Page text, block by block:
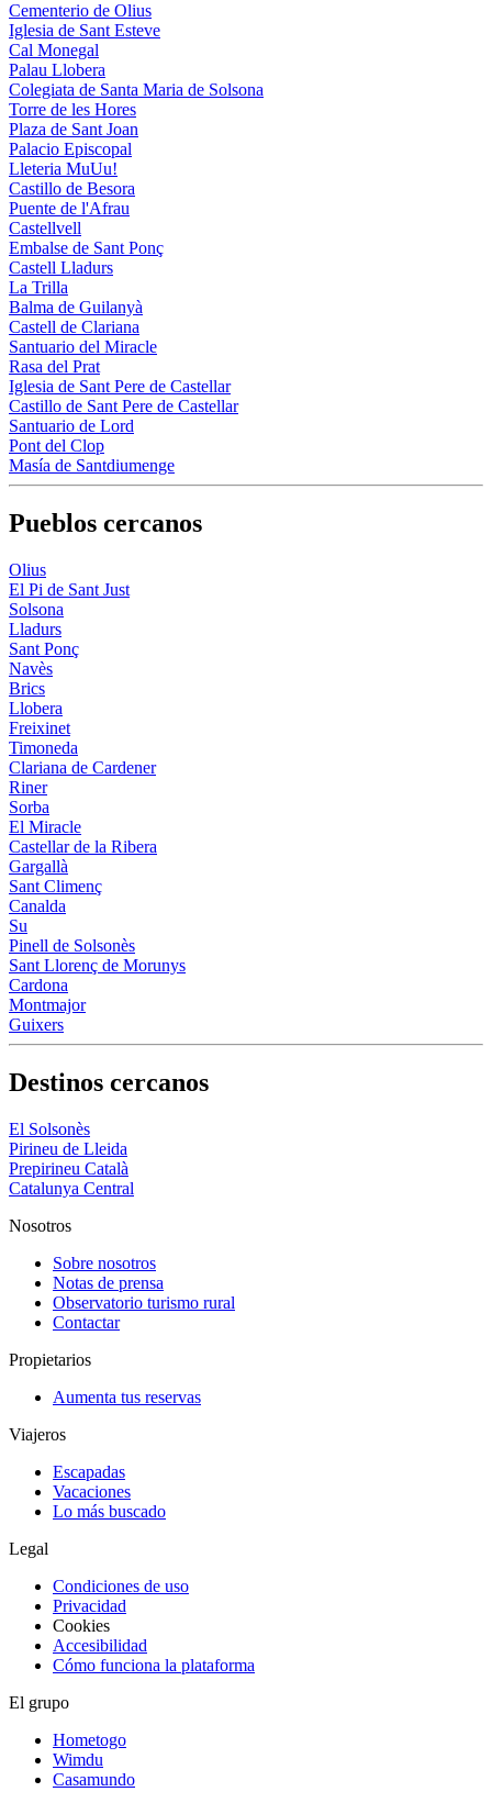
Cementerio de Olius
Iglesia de Sant Esteve
Cal Monegal
Palau Llobera
Colegiata de Santa Maria de Solsona
Torre de les Hores
Plaza de Sant Joan
Palacio Episcopal
Lleteria MuUu!
Castillo de Besora
Puente de l'Afrau
Castellvell
Embalse de Sant Ponç
Castell Lladurs
La Trilla
Balma de Guilanyà
Castell de Clariana
Santuario del Miracle
Rasa del Prat
Iglesia de Sant Pere de Castellar
Castillo de Sant Pere de Castellar
Santuario de Lord
Pont del Clop
Masía de Santdiumenge
Pueblos cercanos
Olius
El Pi de Sant Just
Solsona
Lladurs
Sant Ponç
Navès
Brics
Llobera
Freixinet
Timoneda
Clariana de Cardener
Riner
Sorba
El Miracle
Castellar de la Ribera
Gargallà
Sant Climenç
Canalda
Su
Pinell de Solsonès
Sant Llorenç de Morunys
Cardona
Montmajor
Guixers
Destinos cercanos
El Solsonès
Pirineu de Lleida
Prepirineu Català
Catalunya Central
Nosotros
Sobre nosotros
Notas de prensa
Observatorio turismo rural
Contactar
Propietarios
Aumenta tus reservas
Viajeros
Escapadas
Vacaciones
Lo más buscado
Legal
Condiciones de uso
Privacidad
Cookies
Accesibilidad
Cómo funciona la plataforma
El grupo
Hometogo
Wimdu
Casamundo